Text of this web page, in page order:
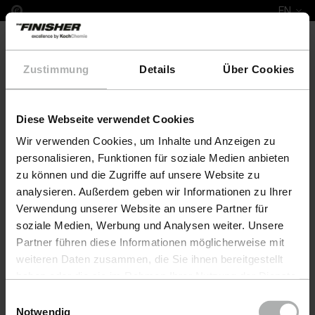
Zustimmung Details Über Cookies
Diese Webseite verwendet Cookies
Wir verwenden Cookies, um Inhalte und Anzeigen zu
personalisieren, Funktionen für soziale Medien anbieten
zu können und die Zugriffe auf unsere Website zu
analysieren. Außerdem geben wir Informationen zu Ihrer
Verwendung unserer Website an unsere Partner für
soziale Medien, Werbung und Analysen weiter. Unsere
Partner führen diese Informationen möglicherweise mit
weiteren Daten zusammen, die Sie ihnen bereitgestellt
Einstellungen zu den Cookies finden Sie unter
Notwendig
EN
Leather Fresh Set XS Hukla